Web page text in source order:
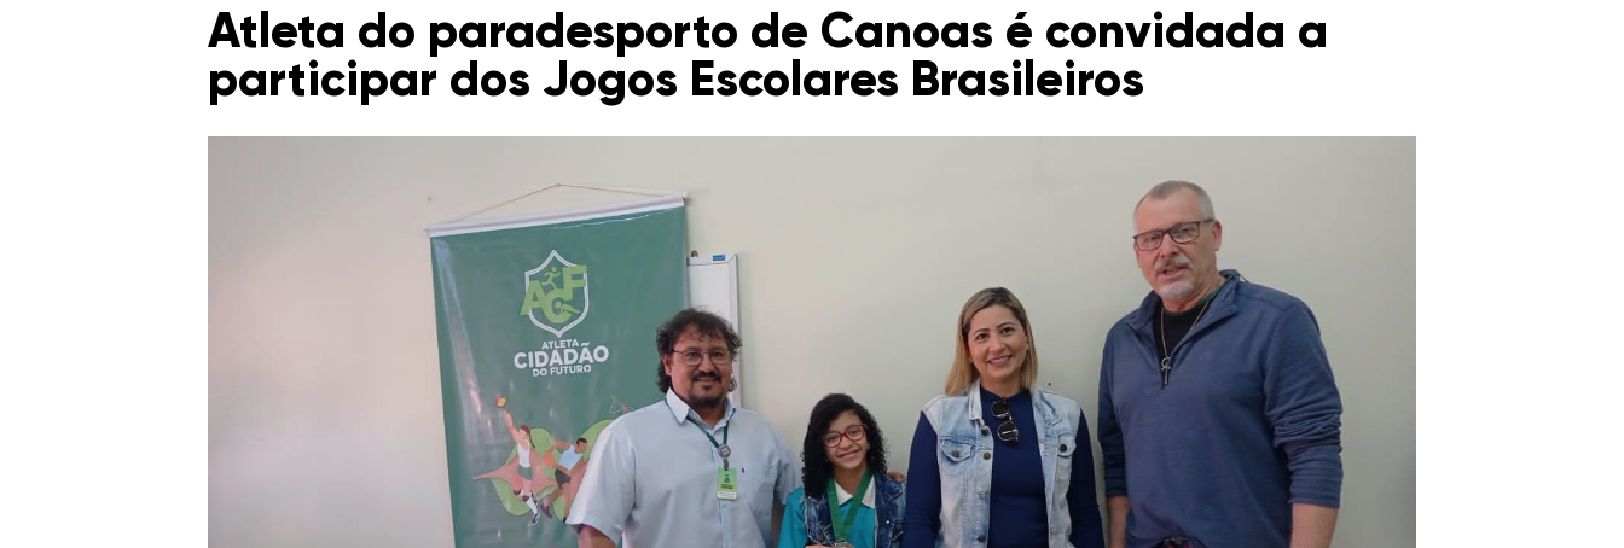
Atleta do paradesporto de Canoas é convidada a
participar dos Jogos Escolares Brasileiros